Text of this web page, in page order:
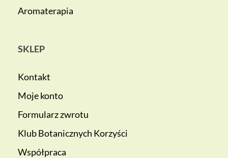
Aromaterapia
SKLEP
Kontakt
Moje konto
Formularz zwrotu
Klub Botanicznych Korzyści
Współpraca